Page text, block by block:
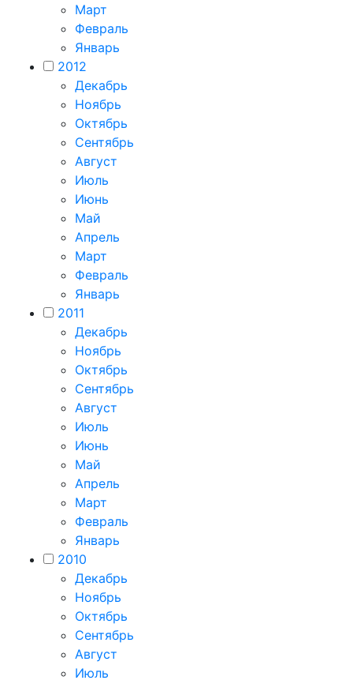
Март
Февраль
Январь
2012
Декабрь
Ноябрь
Октябрь
Сентябрь
Август
Июль
Июнь
Май
Апрель
Март
Февраль
Январь
2011
Декабрь
Ноябрь
Октябрь
Сентябрь
Август
Июль
Июнь
Май
Апрель
Март
Февраль
Январь
2010
Декабрь
Ноябрь
Октябрь
Сентябрь
Август
Июль